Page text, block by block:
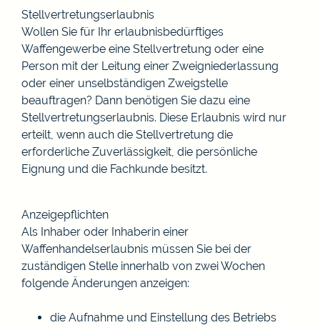
Stellvertretungserlaubnis
Wollen Sie für Ihr erlaubnisbedürftiges
Waffengewerbe eine Stellvertretung oder eine
Person mit der Leitung einer Zweigniederlassung
oder einer unselbständigen Zweigstelle
beauftragen? Dann benötigen Sie dazu eine
Stellvertretungserlaubnis. Diese Erlaubnis wird nur
erteilt, wenn auch die Stellvertretung die
erforderliche Zuverlässigkeit, die persönliche
Eignung und die Fachkunde besitzt.
Anzeigepflichten
Als Inhaber oder Inhaberin einer
Waffenhandelserlaubnis müssen Sie bei der
zuständigen Stelle innerhalb von zwei Wochen
folgende Änderungen anzeigen:
die Aufnahme und Einstellung des Betriebs